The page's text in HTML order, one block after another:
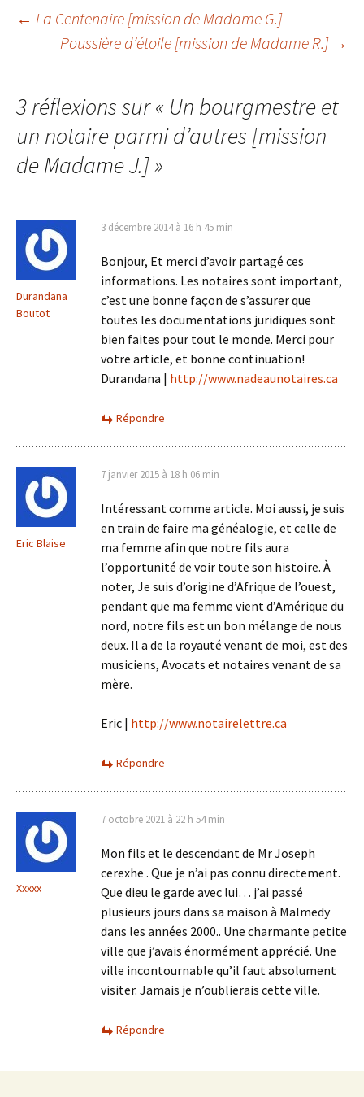
Navigation
articles
← La Centenaire [mission de Madame G.]
Poussière d’étoile [mission de Madame R.] →
3 réflexions sur « Un bourgmestre et
un notaire parmi d’autres [mission
de Madame J.]»
Durandana
Boutot
3 décembre 2014 à 16 h 45 min
Bonjour, Et merci d’avoir partagé ces
informations. Les notaires sont important,
c’est une bonne façon de s’assurer que
toutes les documentations juridiques sont
bien faites pour tout le monde. Merci pour
votre article, et bonne continuation!
Durandana | http://www.nadeaunotaires.ca
Répondre
Eric Blaise
7 janvier 2015 à 18 h 06 min
Intéressant comme article. Moi aussi, je suis
en train de faire ma généalogie, et celle de
ma femme afin que notre fils aura
l’opportunité de voir toute son histoire. À
noter, Je suis d’origine d’Afrique de l’ouest,
pendant que ma femme vient d’Amérique du
nord, notre fils est un bon mélange de nous
deux. Il a de la royauté venant de moi, est des
musiciens, Avocats et notaires venant de sa
mère.
Eric | http://www.notairelettre.ca
Répondre
Xxxxx
7 octobre 2021 à 22 h 54 min
Mon fils et le descendant de Mr Joseph
cerexhe . Que je n’ai pas connu directement.
Que dieu le garde avec lui… j’ai passé
plusieurs jours dans sa maison à Malmedy
dans les années 2000.. Une charmante petite
ville que j’avais énormément apprécié. Une
ville incontournable qu’il faut absolument
visiter. Jamais je n’oublierais cette ville.
Répondre